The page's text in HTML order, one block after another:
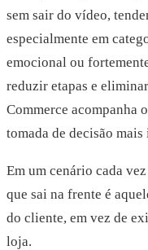
sem sair do vídeo,
especialmente em
emocional ou
reduzir etapas e
Commerce acompanha
tomada de decisão mais
Em um cenário cada
que sai na frente é
do cliente, em vez de
loja.